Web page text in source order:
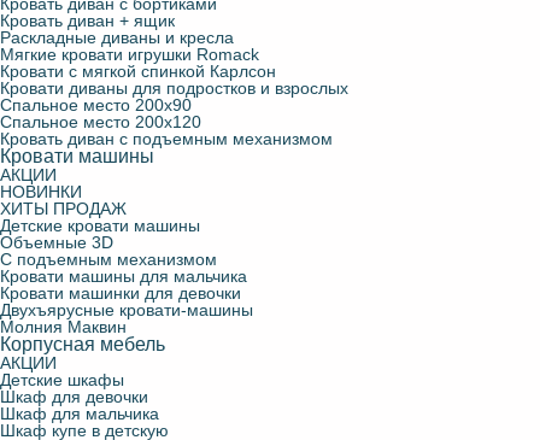
Кровать диван + ящик
Раскладные диваны и кресла
Мягкие кровати игрушки Romack
Кровати с мягкой спинкой Карлсон
Кровати диваны для подростков и взрослых
Спальное место 200х90
Спальное место 200х120
Кровать диван с подъемным механизмом
Кровати машины
АКЦИИ
НОВИНКИ
ХИТЫ ПРОДАЖ
Детские кровати машины
Объемные 3D
С подъемным механизмом
Кровати машины для мальчика
Кровати машинки для девочки
Двухъярусные кровати-машины
Молния Маквин
Корпусная мебель
АКЦИИ
Детские шкафы
Шкаф для девочки
Шкаф для мальчика
Шкаф купе в детскую